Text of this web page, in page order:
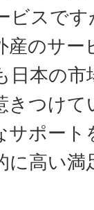
ビスで
産のサ
日本の
きつけ
サポー
に高い